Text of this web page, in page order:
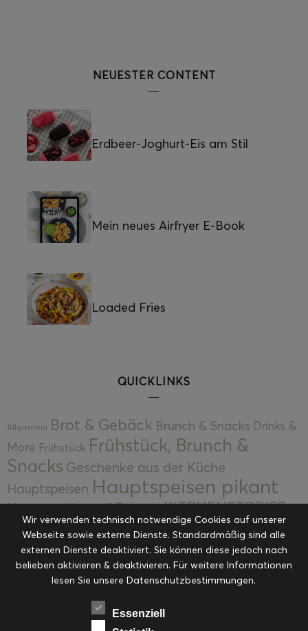
NEUESTER CONTENT
Erdbeer-Joghurt-Eis am Stil
Mein neues Airfryer E-Book
Loaded Fries
QUICKLINKS
Allgemein Brot & Gebäck Brunch & Snacks Drinks &
More Frühstück Frühstück, Brunch &
Snacks Geschenke aus der Küche
Hauptspeisen Hauptspeisen pikant
Hauptspeisen süßKekseKITCHENSTORIES
Kuchen, Torten & Desserts Kuchen und
Desserts Kulinarik Kulinarische Mitbringsel &
Eingemachtes Ohne Kategorie Ostern Resteküche
RezepteSaisonalSliderStartseite
Suppen, Salate & Vorspeisen
Wir verwenden technisch notwendige Cookies auf unserer
Webseite sowie externe Dienste. Standardmäßig sind alle
externen Dienste deaktiviert. Sie können diese jedoch nach
belieben aktivieren & deaktivieren. Für weitere Informationen
lesen Sie unsere Datenschutzbestimmungen.
Essenziell